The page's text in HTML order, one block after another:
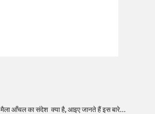
मैला आँचल का संदेश क्या है, आइए जानते हैं इस बारे...